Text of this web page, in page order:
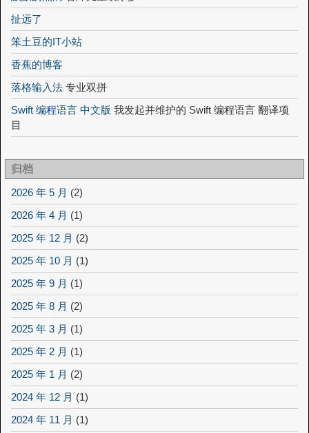
扯远了
笨土豆的IT小站
香蕉的博客
落格输入法 专业双拼
Swift 编程语言 中文版 我发起并维护的 Swift 编程语言 翻译项
目
归档
2026 年 5 月 (2)
2026 年 4 月 (1)
2025 年 12 月 (2)
2025 年 10 月 (1)
2025 年 9 月 (1)
2025 年 8 月 (2)
2025 年 3 月 (1)
2025 年 2 月 (1)
2025 年 1 月 (2)
2024 年 12 月 (1)
2024 年 11 月 (1)